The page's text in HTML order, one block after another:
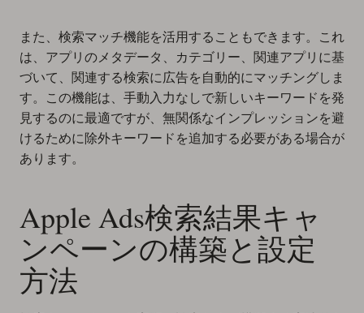
また、検索マッチ機能を活用することもできます。これ
は、アプリのメタデータ、カテゴリー、関連アプリに基
づいて、関連する検索に広告を自動的にマッチングしま
す。この機能は、手動入力なしで新しいキーワードを発
見するのに最適ですが、無関係なインプレッションを避
けるために除外キーワードを追加する必要がある場合が
あります。
Apple Ads検索結果キャ
ンペーンの構築と設定
方法